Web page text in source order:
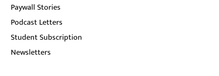
Paywall Stories
Podcast Letters
Student Subscription
Newsletters